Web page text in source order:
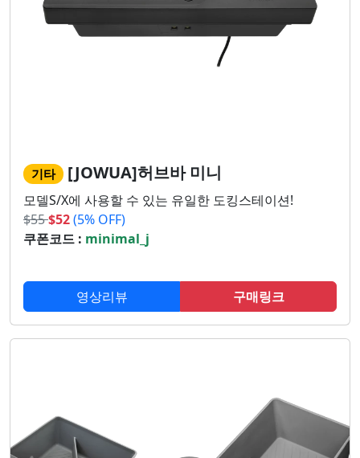
기타 [JOWUA]허브바 미니
모델S/X에 사용할 수 있는 유일한 도킹스테이션!
$55$52(5% OFF)
쿠폰코드 : minimal_j
영상리뷰 구매링크